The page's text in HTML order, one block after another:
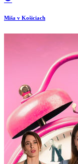
Miša v Košiciach